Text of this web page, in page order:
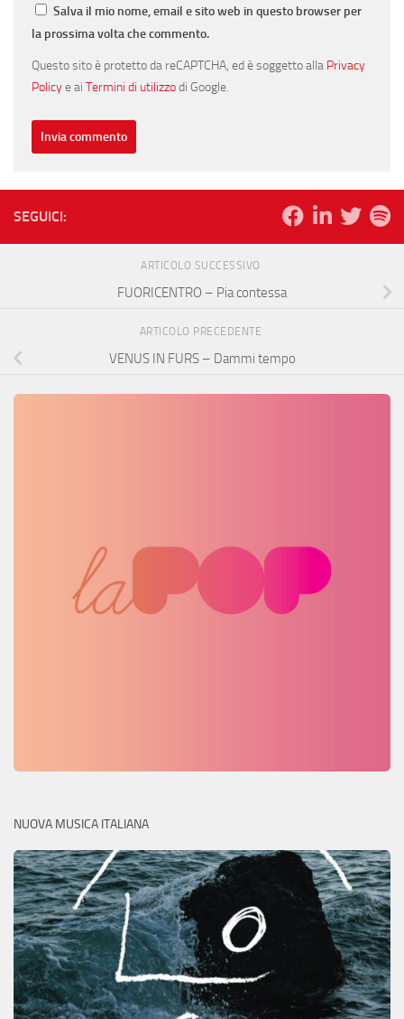
Salva il mio nome, email e sito web in questo browser per
la prossima volta che commento.
Questo sito è protetto da reCAPTCHA, ed è soggetto alla Privacy
Policye ai Termini di utilizzodi Google.
SEGUICI:
ARTICOLO SUCCESSIVO
FUORICENTRO – Pia contessa
ARTICOLO PRECEDENTE
VENUS IN FURS – Dammi tempo
NUOVA MUSICA ITALIANA